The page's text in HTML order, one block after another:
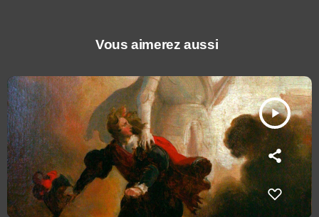
Vous aimerez aussi
play_arrow